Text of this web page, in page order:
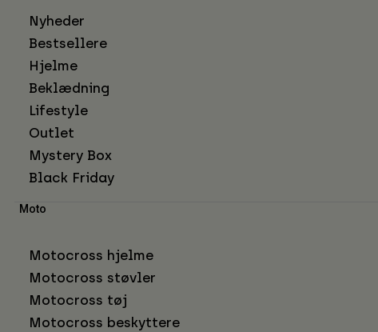
Nyheder
Bestsellere
Hjelme
Beklædning
Lifestyle
Outlet
Mystery Box
Black Friday
Moto
Motocross hjelme
Motocross støvler
Motocross tøj
Motocross beskyttere